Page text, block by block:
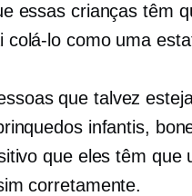
essas crianças têm
lo como uma
que talvez
infantis,
que eles têm que
corretamente.